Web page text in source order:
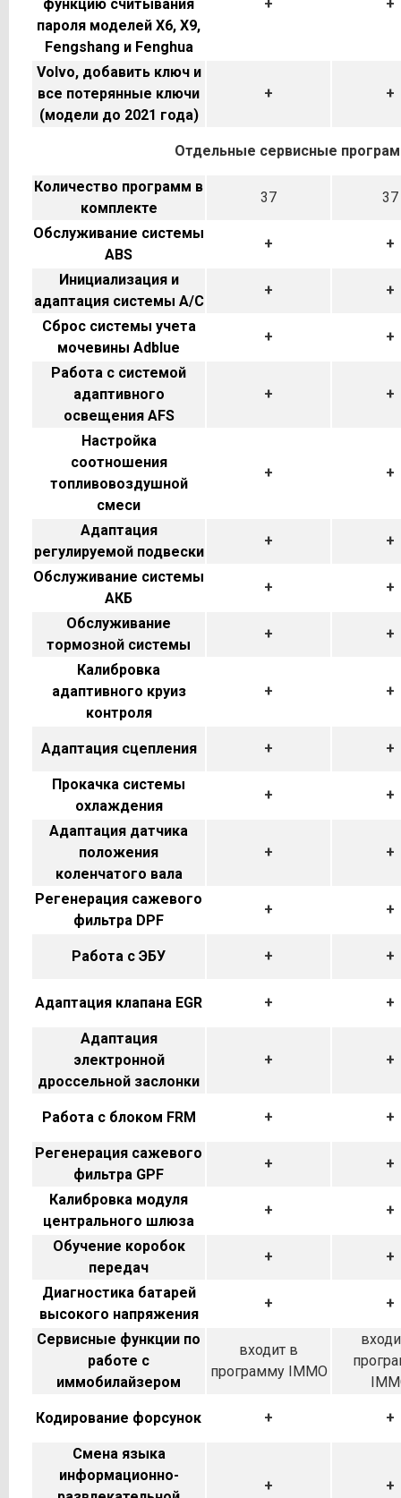
функцию считывания
пароля моделей X6, X9,
Fengshang и Fenghua
+ +
Volvo, добавить ключ и
все потерянные ключи
(модели до 2021 года)
+ +
Отдельные сервисные
Количество программ в
комплекте
37 37
Обслуживание системы
ABS
+ +
Инициализация и
адаптация системы A/C
+ +
Сброс системы учета
мочевины Adblue
+ +
Работа с системой
адаптивного
освещения AFS
+ +
Настройка
соотношения
топливовоздушной
смеси
+ +
Адаптация
регулируемой подвески
+ +
Обслуживание системы
АКБ
+ +
Обслуживание
тормозной системы
+ +
Калибровка
адаптивного круиз
контроля
+ +
Адаптация сцепления + +
Прокачка системы
охлаждения
+ +
Адаптация датчика
положения
коленчатого вала
+ +
Регенерация сажевого
фильтра DPF
+ +
Работа с ЭБУ + +
Адаптация клапана EGR + +
Адаптация
электронной
дроссельной заслонки
+ +
Работа с блоком FRM + +
Регенерация сажевого
фильтра GPF
+ +
Калибровка модуля
центрального шлюза
+ +
Обучение коробок
передач
+ +
Диагностика батарей
высокого напряжения
+ +
Сервисные функции по
работе с
иммобилайзером
входит в
программу IMMO
Кодирование форсунок + +
Смена языка
информационно-
+ +